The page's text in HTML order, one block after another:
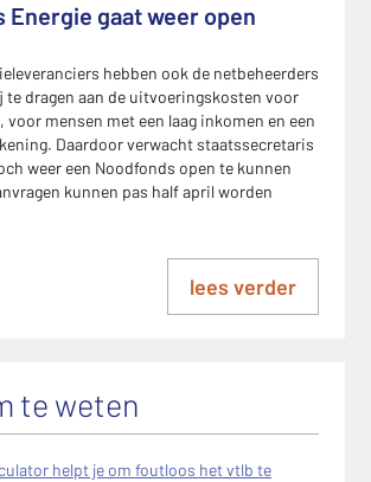
Energie gaat weer open
hebben ook de netbeheerders
te dragen aan de uitvoeringskosten voor
voor mensen met een laag inkomen en een
Daardoor verwacht staatssecretaris
weer een Noodfonds open te kunnen
kunnen pas half april worden
lees verder
te weten
helpt je om foutloos het vtlb te